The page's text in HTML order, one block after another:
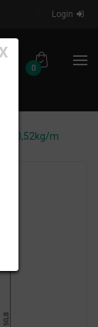
Login
0
X
0,52kg/m